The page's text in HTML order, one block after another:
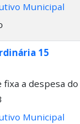
Municipal
15
fixa a despesa
Municipal